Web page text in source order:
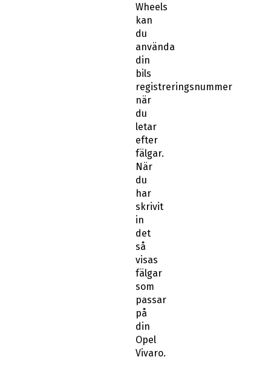
Wheels
kan
du
använda
din
bils
registreringsnummer
när
du
letar
efter
fälgar.
När
du
har
skrivit
in
det
så
visas
fälgar
som
passar
på
din
Opel
Vivaro.